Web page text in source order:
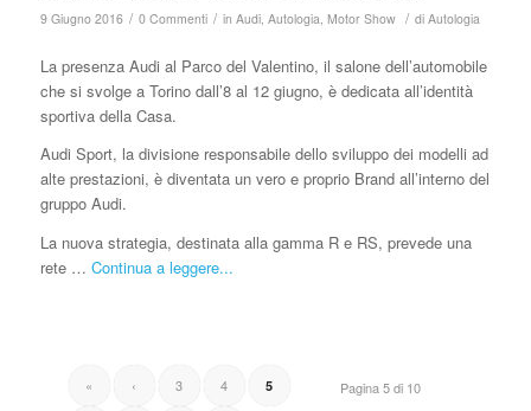
9 Giugno 2016 / 0 Commenti / in Audi, Autologia, Motor Show / di Autologia
La presenza Audi al Parco del Valentino, il salone dell’automobile
che si svolge a Torino dall’8 al 12 giugno, è dedicata all’identità
sportiva della Casa.
Audi Sport, la divisione responsabile dello sviluppo dei modelli ad
alte prestazioni, è diventata un vero e proprio Brand all’interno del
gruppo Audi.
La nuova strategia, destinata alla gamma R e RS, prevede una
rete … Continua a leggere...
Pagina 5 di 10
« ‹ 3 4 5